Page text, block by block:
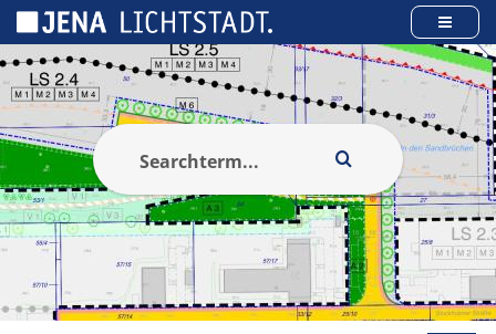
Panel de gestión de cookies